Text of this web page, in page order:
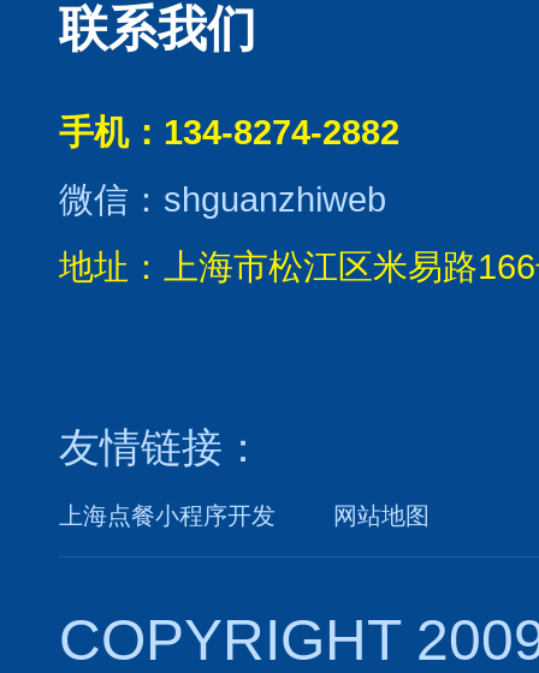
联系我们
手机：134-8274-2882
微信：shguanzhiweb
地址：上海市松江区米易路
友情链接：
上海点餐小程序开发 网站地图
COPYRIGHT